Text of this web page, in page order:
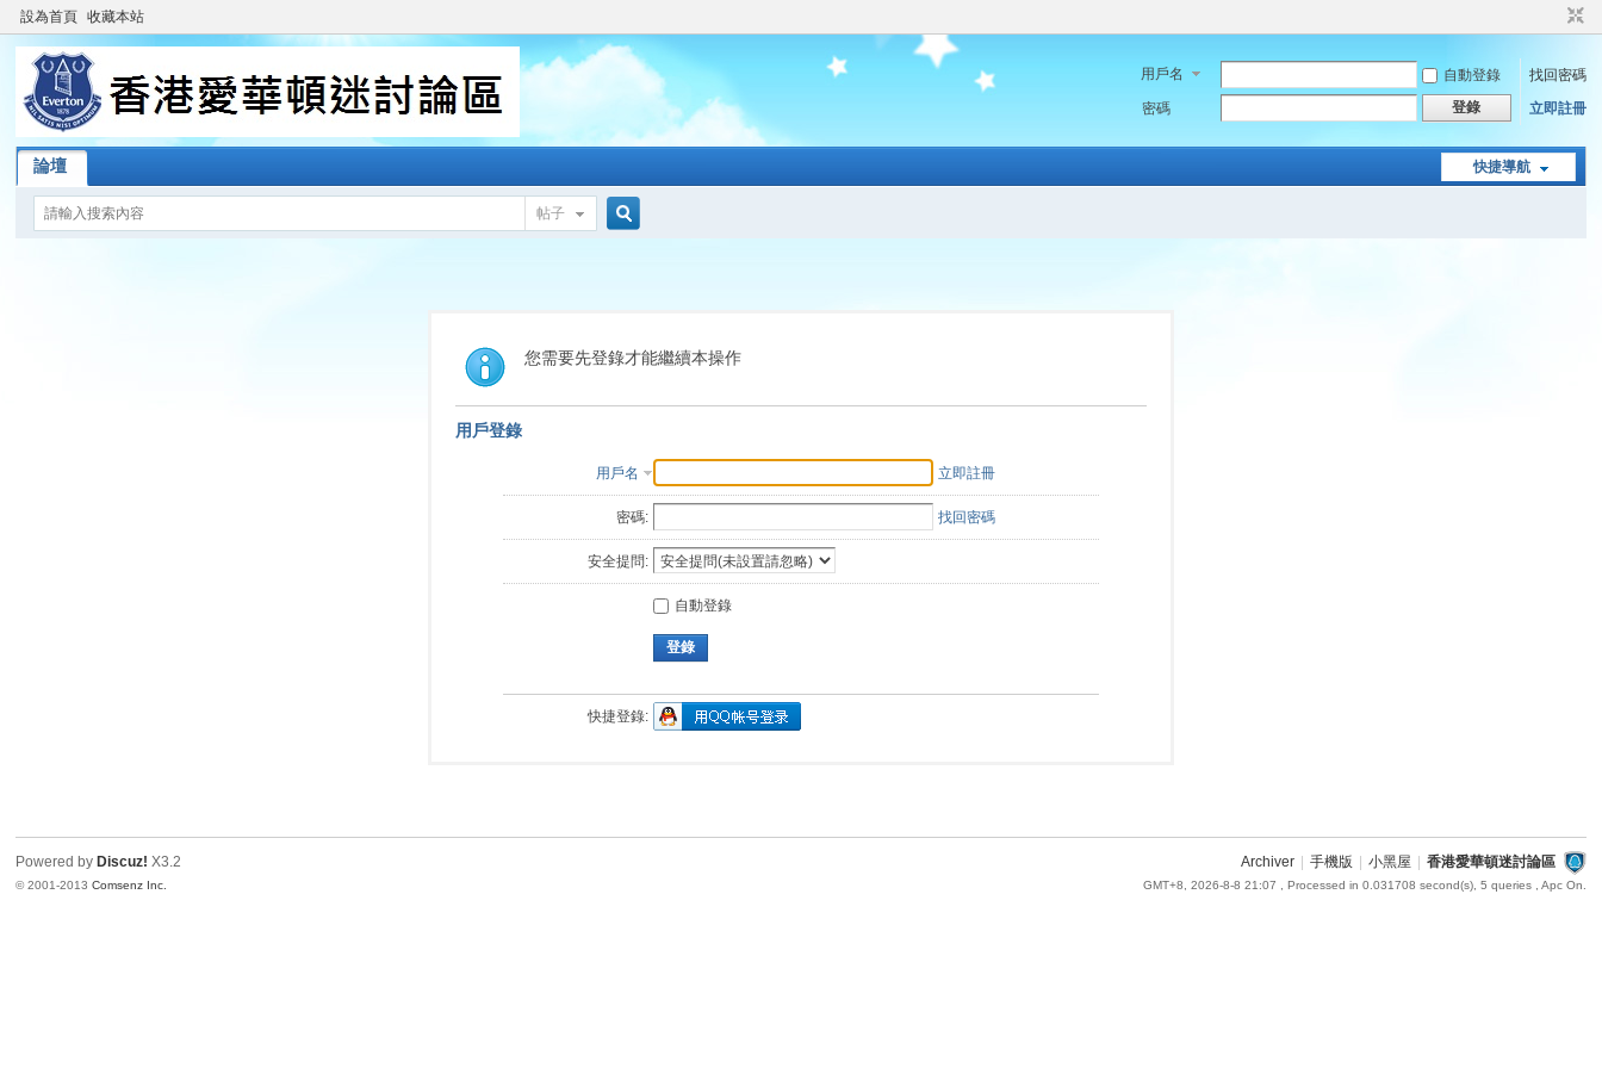
設為首頁 收藏本站
用戶名 自動登錄
找回密碼
密碼
登錄 立即註冊
快捷導航
論壇
帖子
索
您需要先登錄才能繼續本操作
用戶登錄
用戶名 立即註冊
密碼: 找回密碼
安全提問:
自動登錄
登錄
快捷登錄:
Archiver 手機版 小黑屋 香港愛華頓迷討論區
GMT+8, 2026-8-8 21:07 , Processed in 0.031708 second(s), 5 queries , Apc On.
Powered by Discuz! X3.2
© 2001-2013Comsenz Inc.